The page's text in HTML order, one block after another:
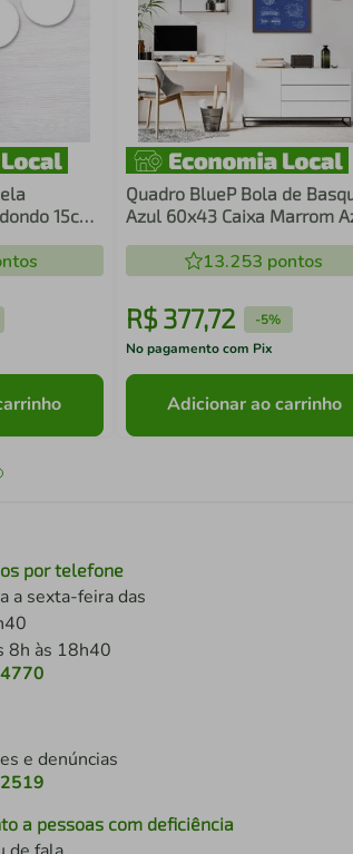
15cm
Quadro BlueP Bola de
Azul 60x43 Caixa Marrom
13.253 pontos
R$ 377,72 -5%
No pagamento com Pix
Adicionar ao carrinho
por telefone
a sexta-feira das
8h às 18h40
e denúncias
a pessoas com deficiência